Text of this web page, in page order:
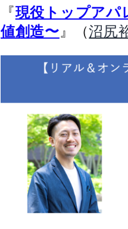
『現役トップア
値創造〜』（沼尻